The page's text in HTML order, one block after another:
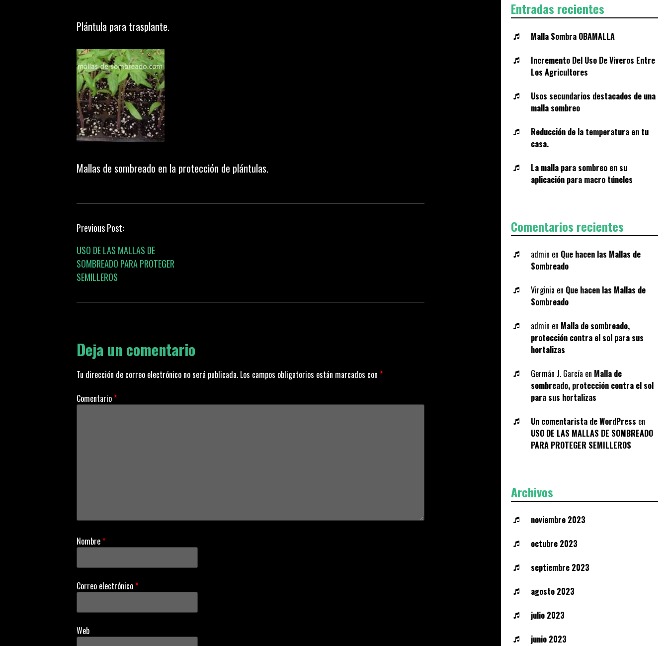
Plántula para trasplante.
Mallas de sombreado en la protección de plántulas.
P
o
s
n
a
v
i
o
n
Previous Post:
USO DE LAS MALLAS DE
SOMBREADO PARA PROTEGER
SEMILLEROS
Deja un comentario
Tu dirección de correo electrónico no será publicada. Los campos obligatorios están marcados con *
Comentario*
Nombre*
Correo electrónico*
Web
Entradas recientes
Malla Sombra OBAMALLA
Incremento Del Uso De Viveros Entre
Los Agricultores
Usos secundarios destacados de una
malla sombreo
Reducción de la temperatura en tu
casa.
La malla para sombreo en su
aplicación para macro túneles
Comentarios recientes
admin en Que hacen las Mallas de
Sombreado
Virginia en Que hacen las Mallas de
Sombreado
admin en Malla de sombreado,
protección contra el sol para sus
hortalizas
Germán J. García en Malla de
sombreado, protección contra el sol
para sus hortalizas
Un comentarista de WordPress en
USO DE LAS MALLAS DE SOMBREADO
PARA PROTEGER SEMILLEROS
Archivos
noviembre 2023
octubre 2023
septiembre 2023
agosto 2023
julio 2023
junio 2023